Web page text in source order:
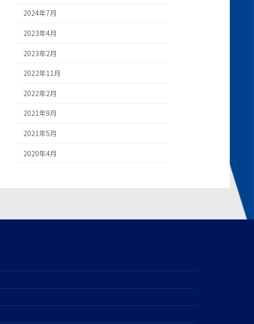
2024年7月
2023年4月
2023年2月
2022年11月
2022年2月
2021年9月
2021年5月
2020年4月